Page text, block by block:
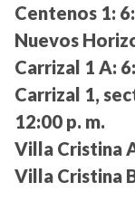
Centenos 1:
Nuevos
Carrizal 1 A:
Carrizal 1,
12:00 p. m.
Villa Cristina
Villa Cristina